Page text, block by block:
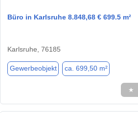
Büro in Karlsruhe 8.848,68 € 699.5 m²
Karlsruhe, 76185
Gewerbeobjekt ca. 699,50 m²
★